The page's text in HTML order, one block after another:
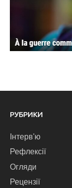
РУБРИКИ
Інтерв'ю
Рефлексії
Огляди
Рецензії